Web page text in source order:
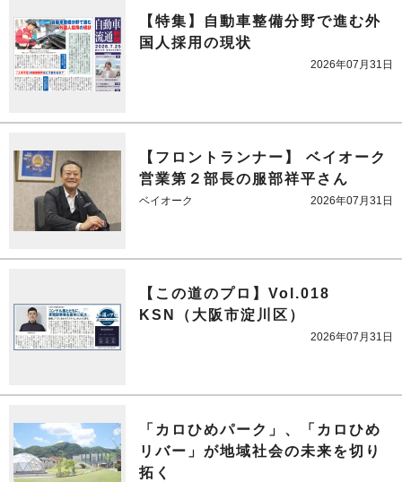
【特集】自動車整備分野で進む外
国人採用の現状
2026年07月31日
【フロントランナー】 ベイオーク
営業第２部長の服部祥平さん
ベイオーク 2026年07月31日
【この道のプロ】Vol.018
KSN（大阪市淀川区）
2026年07月31日
「カロひめパーク」、「カロひめ
リバー」が地域社会の未来を切り
拓く